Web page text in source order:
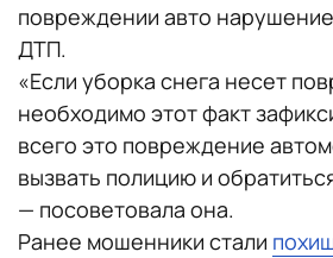
повреждении авто
ДТП.
«Если уборка снега несет
необходимо этот факт
всего это повреждение
вызвать полицию и
— посоветовала она.
Ранее мошенники стали